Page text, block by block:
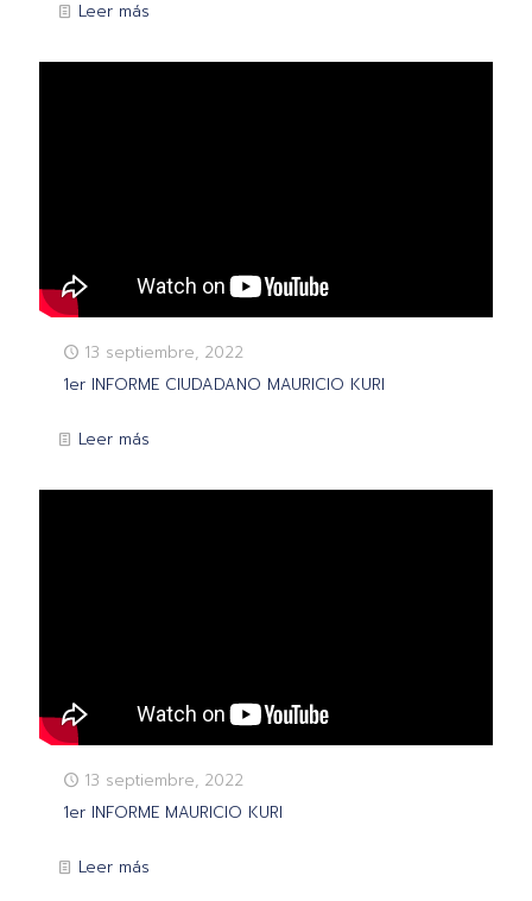
Leer más
13 septiembre, 2022
1er INFORME CIUDADANO MAURICIO KURI
Leer más
13 septiembre, 2022
1er INFORME MAURICIO KURI
Leer más